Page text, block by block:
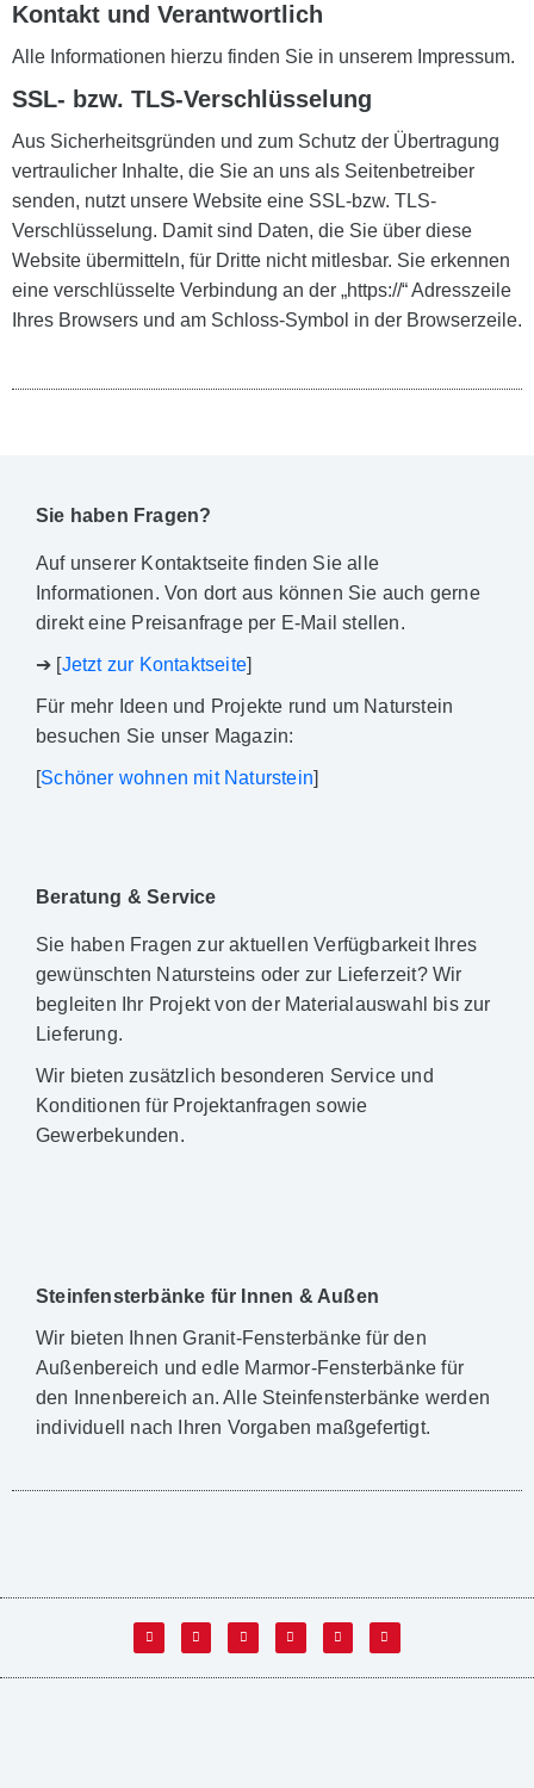
Kontakt und Verantwortlich
Alle Informationen hierzu finden Sie in unserem Impressum.
SSL- bzw. TLS-Verschlüsselung
Aus Sicherheitsgründen und zum Schutz der Übertragung
vertraulicher Inhalte, die Sie an uns als Seitenbetreiber
senden, nutzt unsere Website eine SSL-bzw. TLS-
Verschlüsselung. Damit sind Daten, die Sie über diese
Website übermitteln, für Dritte nicht mitlesbar. Sie erkennen
eine verschlüsselte Verbindung an der „https://“ Adresszeile
Ihres Browsers und am Schloss-Symbol in der Browserzeile.
Sie haben Fragen?
Auf unserer Kontaktseite finden Sie alle
Informationen. Von dort aus können Sie auch gerne
direkt eine Preisanfrage per E-Mail stellen.
➔ [Jetzt zur Kontaktseite]
Für mehr Ideen und Projekte rund um Naturstein
besuchen Sie unser Magazin:
[Schöner wohnen mit Naturstein]
Beratung & Service
Sie haben Fragen zur aktuellen Verfügbarkeit Ihres
gewünschten Natursteins oder zur Lieferzeit? Wir
begleiten Ihr Projekt von der Materialauswahl bis zur
Lieferung.
Wir bieten zusätzlich besonderen Service und
Konditionen für Projektanfragen sowie
Gewerbekunden.
Steinfensterbänke für Innen & Außen
Wir bieten Ihnen Granit-Fensterbänke für den
Außenbereich und edle Marmor-Fensterbänke für
den Innenbereich an. Alle Steinfensterbänke werden
individuell nach Ihren Vorgaben maßgefertigt.